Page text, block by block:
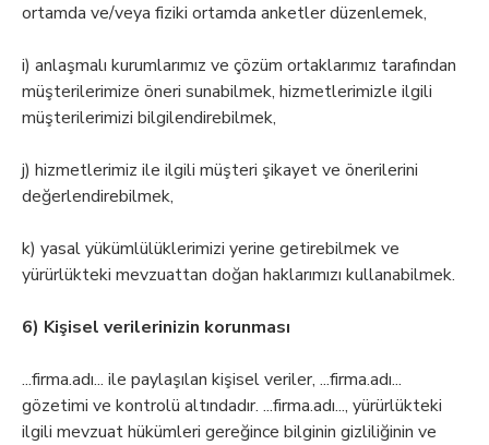
ortamda ve/veya fiziki ortamda anketler düzenlemek,
i) anlaşmalı kurumlarımız ve çözüm ortaklarımız tarafından
müşterilerimize öneri sunabilmek, hizmetlerimizle ilgili
müşterilerimizi bilgilendirebilmek,
j) hizmetlerimiz ile ilgili müşteri şikayet ve önerilerini
değerlendirebilmek,
k) yasal yükümlülüklerimizi yerine getirebilmek ve
yürürlükteki mevzuattan doğan haklarımızı kullanabilmek.
6) Kişisel verilerinizin korunması
...firma.adı... ile paylaşılan kişisel veriler, ...firma.adı...
gözetimi ve kontrolü altındadır. ...firma.adı..., yürürlükteki
ilgili mevzuat hükümleri gereğince bilginin gizliliğinin ve